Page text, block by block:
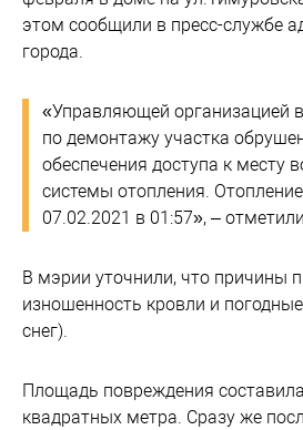
этом сообщили в пресс-службе
города.
«Управляющей организацией
по демонтажу участка
обеспечения доступа к месту
системы отопления.
07.02.2021 в 01:57», –
В мэрии уточнили, что причины
изношенность кровли и
снег).
Площадь повреждения
квадратных метра. Сразу же